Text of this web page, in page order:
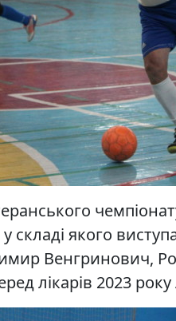
у складі якого
Венгринович,
лікарів 2023